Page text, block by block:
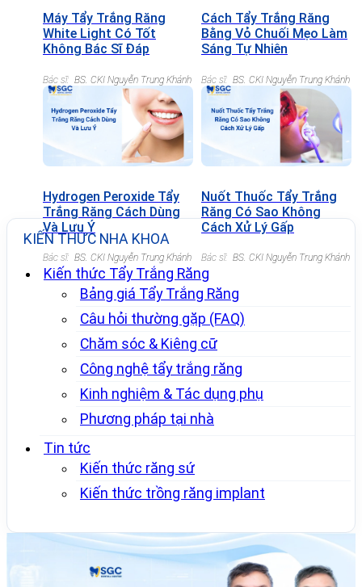
Máy Tẩy Trắng Răng
White Light Có Tốt
Không Bác Sĩ Đáp
Bác sĩ: BS. CKI Nguyễn Trung Khánh
Cách Tẩy Trắng Răng
Bằng Vỏ Chuối Mẹo Làm
Sáng Tự Nhiên
Bác sĩ: BS. CKI Nguyễn Trung Khánh
Hydrogen Peroxide Tẩy
Trắng Răng Cách Dùng
Và Lưu Ý
Bác sĩ: BS. CKI Nguyễn Trung Khánh
Nuốt Thuốc Tẩy Trắng
Răng Có Sao Không
Cách Xử Lý Gấp
Bác sĩ: BS. CKI Nguyễn Trung Khánh
KIẾN THỨC NHA KHOA
Kiến thức Tẩy Trắng Răng
Bảng giá Tẩy Trắng Răng
Câu hỏi thường gặp (FAQ)
Chăm sóc & Kiêng cữ
Công nghệ tẩy trắng răng
Kinh nghiệm & Tác dụng phụ
Phương pháp tại nhà
Tin tức
Kiến thức răng sứ
Kiến thức trồng răng implant